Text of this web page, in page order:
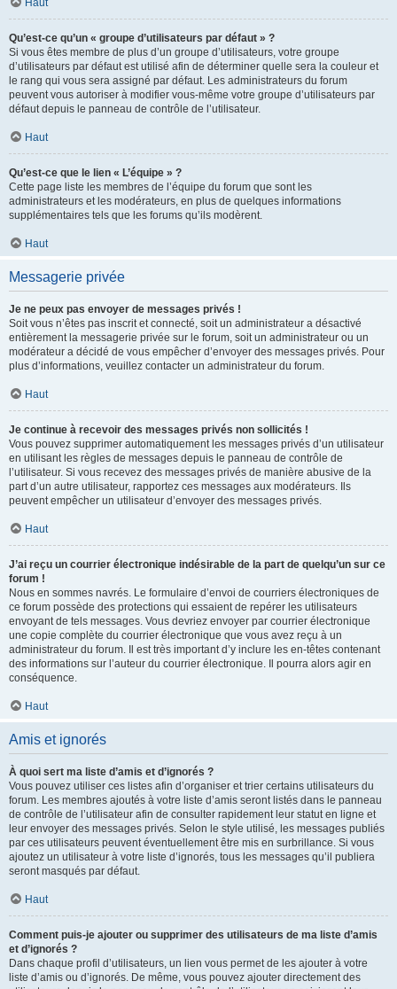
Haut
Qu’est-ce qu’un « groupe d’utilisateurs par défaut » ?
Si vous êtes membre de plus d’un groupe d’utilisateurs, votre groupe
d’utilisateurs par défaut est utilisé afin de déterminer quelle sera la couleur et
le rang qui vous sera assigné par défaut. Les administrateurs du forum
peuvent vous autoriser à modifier vous-même votre groupe d’utilisateurs par
défaut depuis le panneau de contrôle de l’utilisateur.
Haut
Qu’est-ce que le lien « L’équipe » ?
Cette page liste les membres de l’équipe du forum que sont les
administrateurs et les modérateurs, en plus de quelques informations
supplémentaires tels que les forums qu’ils modèrent.
Haut
Messagerie privée
Je ne peux pas envoyer de messages privés !
Soit vous n’êtes pas inscrit et connecté, soit un administrateur a désactivé
entièrement la messagerie privée sur le forum, soit un administrateur ou un
modérateur a décidé de vous empêcher d’envoyer des messages privés. Pour
plus d’informations, veuillez contacter un administrateur du forum.
Haut
Je continue à recevoir des messages privés non sollicités !
Vous pouvez supprimer automatiquement les messages privés d’un utilisateur
en utilisant les règles de messages depuis le panneau de contrôle de
l’utilisateur. Si vous recevez des messages privés de manière abusive de la
part d’un autre utilisateur, rapportez ces messages aux modérateurs. Ils
peuvent empêcher un utilisateur d’envoyer des messages privés.
Haut
J’ai reçu un courrier électronique indésirable de la part de quelqu’un sur ce
forum !
Nous en sommes navrés. Le formulaire d’envoi de courriers électroniques de
ce forum possède des protections qui essaient de repérer les utilisateurs
envoyant de tels messages. Vous devriez envoyer par courrier électronique
une copie complète du courrier électronique que vous avez reçu à un
administrateur du forum. Il est très important d’y inclure les en-têtes contenant
des informations sur l’auteur du courrier électronique. Il pourra alors agir en
conséquence.
Haut
Amis et ignorés
À quoi sert ma liste d’amis et d’ignorés ?
Vous pouvez utiliser ces listes afin d’organiser et trier certains utilisateurs du
forum. Les membres ajoutés à votre liste d’amis seront listés dans le panneau
de contrôle de l’utilisateur afin de consulter rapidement leur statut en ligne et
leur envoyer des messages privés. Selon le style utilisé, les messages publiés
par ces utilisateurs peuvent éventuellement être mis en surbrillance. Si vous
ajoutez un utilisateur à votre liste d’ignorés, tous les messages qu’il publiera
seront masqués par défaut.
Haut
Comment puis-je ajouter ou supprimer des utilisateurs de ma liste d’amis
et d’ignorés ?
Dans chaque profil d’utilisateurs, un lien vous permet de les ajouter à votre
liste d’amis ou d’ignorés. De même, vous pouvez ajouter directement des